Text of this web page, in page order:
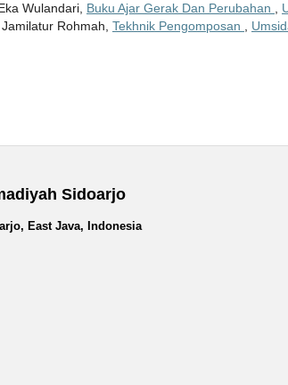
Wulandari, Buku Ajar Gerak Dan Perubahan
Rohmah, Tekhnik Pengomposan
Sidoarjo
East Java, Indonesia